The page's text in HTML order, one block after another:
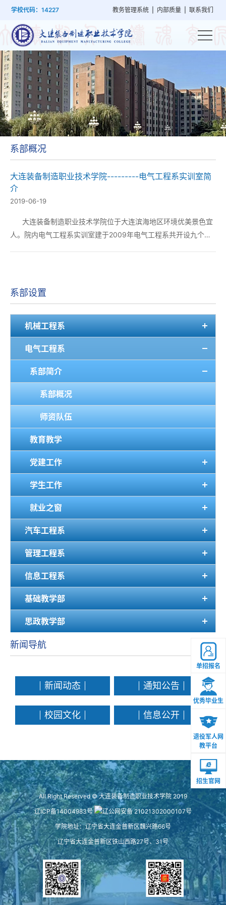
学校代码：14227 教务管理系统 内部质量 联系我们
概
况
建
设
管
理
设
置
工
作
就
业
培
训
系部概况
大连装备制造职业技术学院---------电气工程系实训室简
介
2019-06-19
大连装备制造职业技术学院位于大连滨海地区环境优美景色宜
人。院内电气工程系实训室建于2009年电气工程系共开设九个专
系部设置
机械工程系
电气工程系
系部简介
系部概况
师资队伍
教育教学
党建工作
学生工作
就业之窗
汽车工程系
管理工程系
信息工程系
基础教学部
思政教学部
新闻导航
新闻动态 通知公告
校园文化 信息公开
单招报名
优秀毕业生
退役军人网
教平台
招生官网
All Right Reserved © 大连装备制造职业技术学院 2019
辽ICP备14004983号
辽公网安备 21021302000107号
学院地址：辽宁省大连金普新区魏兴路66号
辽宁省大连金普新区铁山西路27号、31号